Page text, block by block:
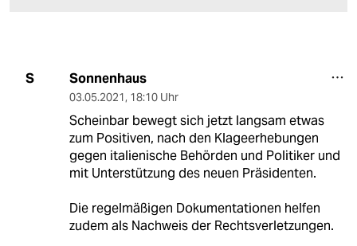
S Sonnenhaus
03.05.2021, 18:10 Uhr
Scheinbar bewegt sich jetzt langsam etwas
zum Positiven, nach den Klageerhebungen
gegen italienische Behörden und Politiker und
mit Unterstützung des neuen Präsidenten.
Die regelmäßigen Dokumentationen helfen
zudem als Nachweis der Rechtsverletzungen.